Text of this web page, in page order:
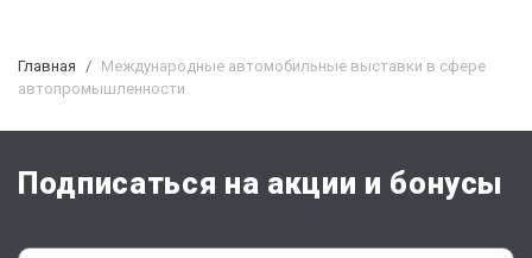
Главная
Международные автомобильные выставки в сфере
автопромышленности
Подписаться на акции и бонусы